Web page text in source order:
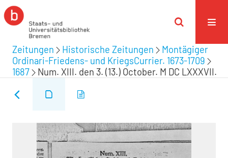
Zeitungen Historische Zeitungen
Montägiger
Ordinari-Friedens- und KriegsCurrier. 1673-1709
1687
Num. XIII. den 3. (13.) October. M DC LXXXVII.